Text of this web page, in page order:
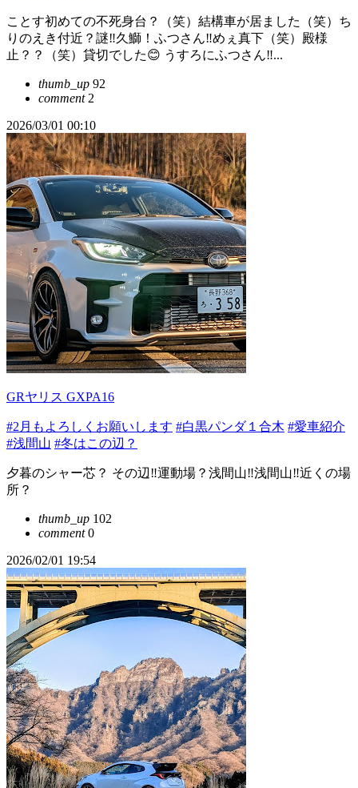
ことす初めての不死身台？（笑）結構車が居ました（笑）ち
りのえき付近？謎‼️久鰤！ふつさん‼️めぇ真下（笑）殿様
止？？（笑）貸切でした😊 うすろにふつさん‼...
thumb_up 92
comment2
2026/03/01 00:10
GRヤリス GXPA16
#2月もよろしくお願いします #白黒パンダ１合木 #愛車紹介
#浅間山 #冬はこの辺？
夕暮のシャー芯？ その辺‼️運動場？浅間山‼️浅間山‼️近くの場
所？
thumb_up 102
comment0
2026/02/01 19:54